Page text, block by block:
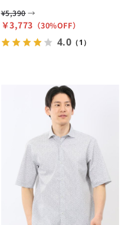
¥5,390 →
￥3,773 （30%OFF）
4.0 （1）